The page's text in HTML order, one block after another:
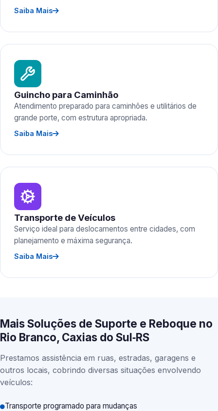
Saiba Mais
Guincho para Caminhão
Atendimento preparado para caminhões e utilitários de
grande porte, com estrutura apropriada.
Saiba Mais
Transporte de Veículos
Serviço ideal para deslocamentos entre cidades, com
planejamento e máxima segurança.
Saiba Mais
Mais Soluções de Suporte e Reboque no
Rio Branco, Caxias do Sul‑RS
Prestamos assistência em ruas, estradas, garagens e
outros locais, cobrindo diversas situações envolvendo
veículos:
Transporte programado para mudanças